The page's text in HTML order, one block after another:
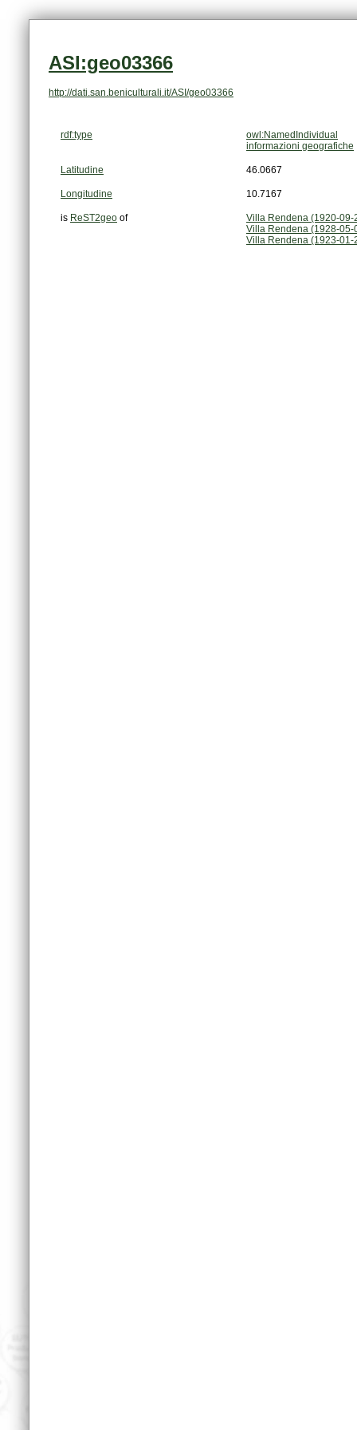
ASI:geo03366
http://dati.san.beniculturali.it/ASI/geo03366
rdf:type
owl:NamedIndividual
informazioni geografiche
Latitudine 46.0667
Longitudine 10.7167
is ReST2geo of
Villa Rendena (1920-09-
Villa Rendena (1928-05-
Villa Rendena (1923-01-